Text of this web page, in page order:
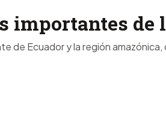
importantes de
de Ecuador y la región